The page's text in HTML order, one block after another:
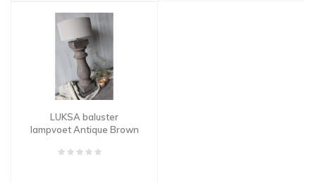
LUKSA baluster
lampvoet Antique Brown